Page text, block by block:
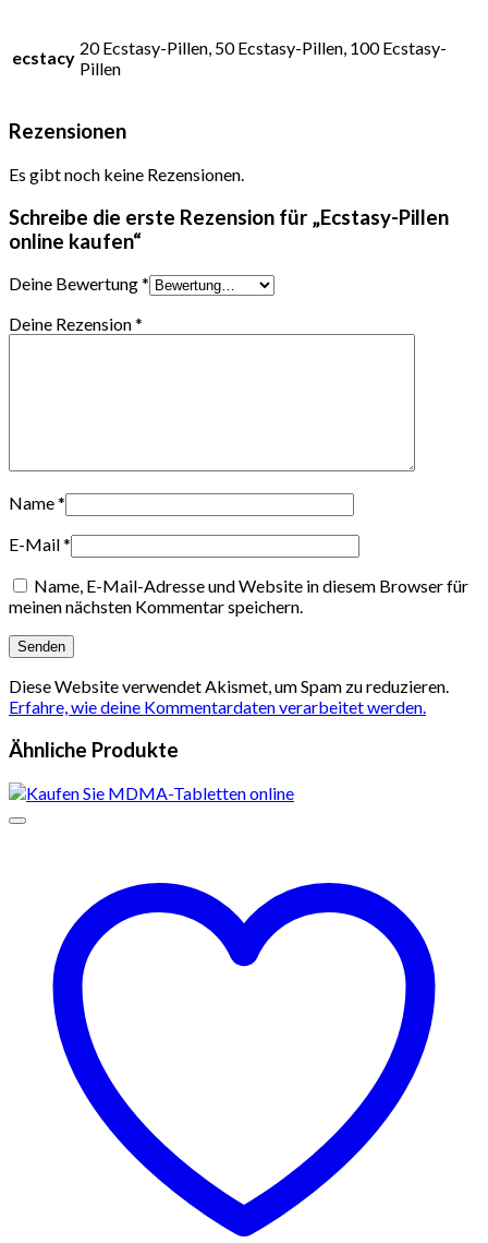
ecstacy 20 Ecstasy-Pillen, 50 Ecstasy-Pillen, 100 Ecstasy-
Pillen
Rezensionen
Es gibt noch keine Rezensionen.
Schreibe die erste Rezension für „Ecstasy-Pillen
online kaufen“
Deine Bewertung*
Deine Rezension*
Name*
E-Mail*
Name, E-Mail-Adresse und Website in diesem Browser für
meinen nächsten Kommentar speichern.
Diese Website verwendet Akismet, um Spam zu reduzieren.
Erfahre, wie deine Kommentardaten verarbeitet werden.
Ähnliche Produkte